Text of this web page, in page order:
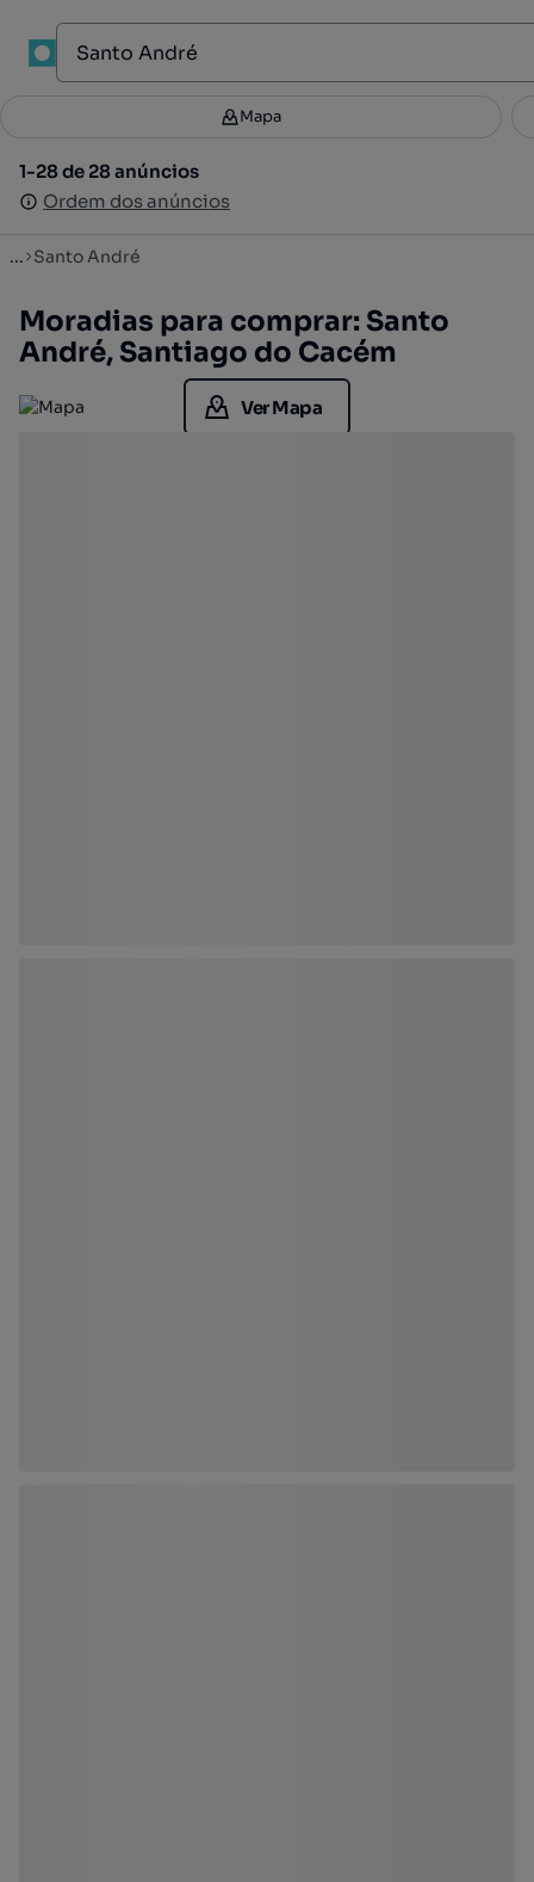
Filtros 2
1-28 de 28 anúncios
Ordem dos anúncios
Mapa
1-28 de 28 anúncios
Ordem dos anúncios
... Santo André
Moradias para comprar: Santo
André, Santiago do Cacém
Ver Mapa